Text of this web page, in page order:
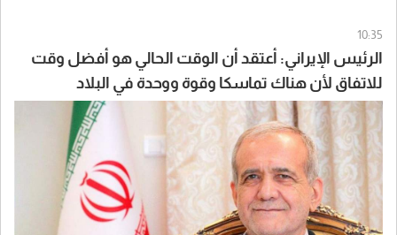
10:35
الرئيس الإيراني: أعتقد أن الوقت الحالي هو أفضل وقت
للاتفاق لأن هناك تماسكا وقوة ووحدة في البلاد